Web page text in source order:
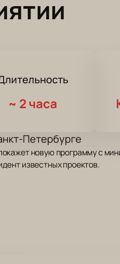
~ 2 часа
Петербурге
новую программу с
известных проектов.
Футбольная аллея, дом 8.